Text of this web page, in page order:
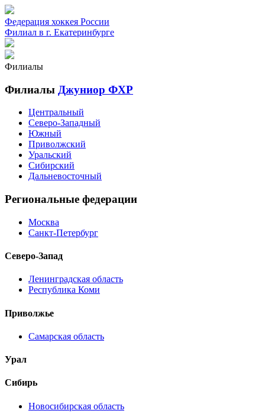
Федерация хоккея России
Филиал в г. Екатеринбурге
Филиалы
Филиалы Джуниор ФХР
Центральный
Северо-Западный
Южный
Приволжский
Уральский
Сибирский
Дальневосточный
Региональные федерации
Москва
Санкт-Петербург
Северо-Запад
Ленинградская область
Республика Коми
Приволжье
Самарская область
Урал
Сибирь
Новосибирская область